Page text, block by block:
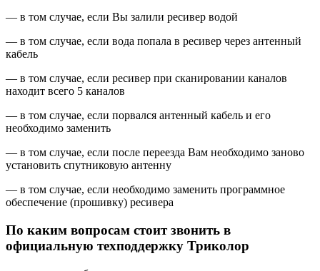
— в том случае, если Вы залили ресивер водой
— в том случае, если вода попала в ресивер через антенный
кабель
— в том случае, если ресивер при сканировании каналов
находит всего 5 каналов
— в том случае, если порвался антенный кабель и его
необходимо заменить
— в том случае, если после переезда Вам необходимо заново
установить спутниковую антенну
— в том случае, если необходимо заменить программное
обеспечение (прошивку) ресивера
По каким вопросам стоит звонить в
официальную техподдержку Триколор